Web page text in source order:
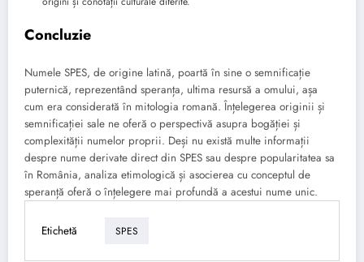
Concluzie
Numele SPES, de origine latină, poartă în sine o semnificație
puternică, reprezentând speranța, ultima resursă a omului, așa
cum era considerată în mitologia romană. Înțelegerea originii și
semnificației sale ne oferă o perspectivă asupra bogăției și
complexității numelor proprii. Deși nu există multe informații
despre nume derivate direct din SPES sau despre popularitatea sa
în România, analiza etimologică și asocierea cu conceptul de
speranță oferă o înțelegere mai profundă a acestui nume unic.
Etichetă SPES